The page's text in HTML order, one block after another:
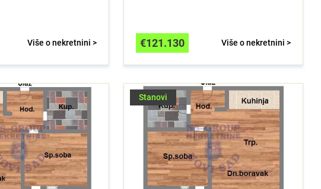
Više o nekretnini > Više o nekretnini >
€121.130
Stanovi